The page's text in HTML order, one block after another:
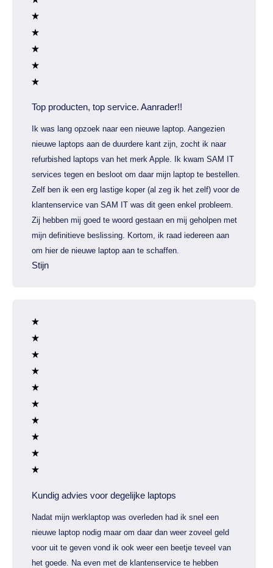
Top producten, top service. Aanrader!!
Ik was lang opzoek naar een nieuwe laptop. Aangezien
nieuwe laptops aan de duurdere kant zijn, zocht ik naar
refurbished laptops van het merk Apple. Ik kwam SAM IT
services tegen en besloot om daar mijn laptop te bestellen.
Zelf ben ik een erg lastige koper (al zeg ik het zelf) voor de
klantenservice van SAM IT was dit geen enkel probleem.
Zij hebben mij goed te woord gestaan en mij geholpen met
mijn definitieve beslissing. Kortom, ik raad iedereen aan
om hier de nieuwe laptop aan te schaffen.
Stijn
Kundig advies voor degelijke laptops
Nadat mijn werklaptop was overleden had ik snel een
nieuwe laptop nodig maar om daar dan weer zoveel geld
voor uit te geven vond ik ook weer een beetje teveel van
het goede. Na even met de klantenservice te hebben